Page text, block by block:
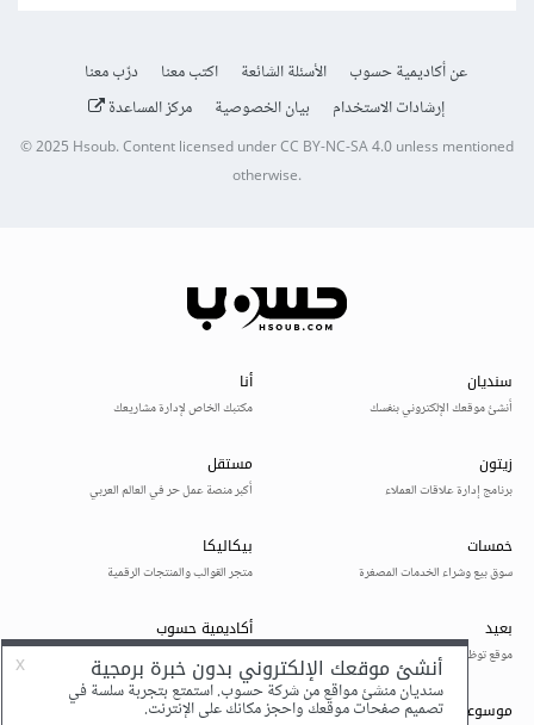
عن أكاديمية حسوب الأسئلة الشائعة اكتب معنا
درّب معنا
إرشادات الاستخدام
بيان الخصوصية مركز المساعدة
© 2025Hsoub.Content licensed underCC BY-NC-SA 4.0unless mentioned
otherwise.